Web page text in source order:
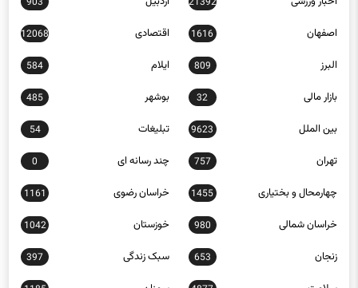
اصفهان 1616 اقتصادی 12068
البرز 809 ایلام 584
بازار مالی 32 بوشهر 485
بین الملل 9623 تبلیغات 54
تهران 757 چند رسانه ای 0
چهارمحال و بختیاری 1455 خراسان رضوی 1161
خراسان شمالی 980 خوزستان 1042
زنجان 653 سبک زندگی 397
سلامت 4877 سمنان 1185